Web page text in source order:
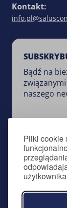
Pliki cookie
Kontakt:
Bądź na
naszego
Zapisz